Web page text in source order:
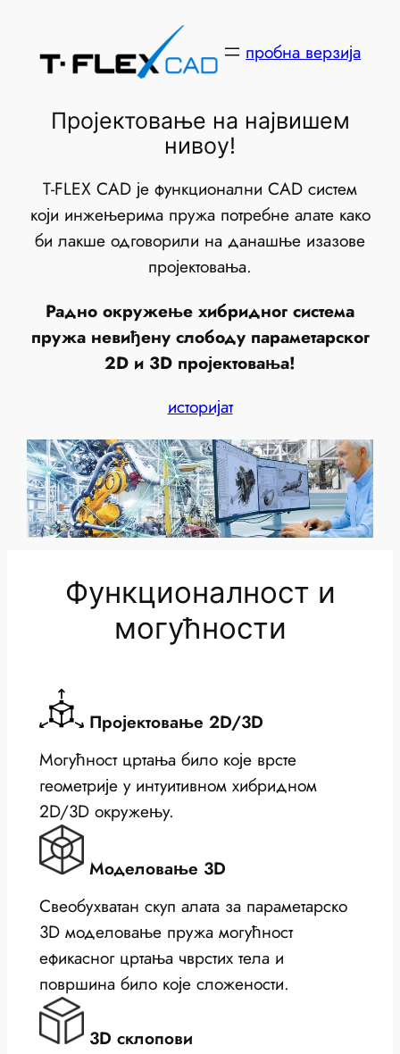
садржај
пробна верзија
Пројектовање на највишем
нивоу!
T-FLEX CAD је функционални CAD систем
који инжењерима пружа потребне алате како
би лакше одговорили на данашње изазове
пројектовања.
Радно окружење хибридног система
пружа невиђену слободу параметарског
2D и 3D пројектовања!
историјат
Функционалност и
могућности
Пројектовање 2D/3D
Могућност цртања било које врсте
геометрије у интуитивном хибридном
2D/3D окружењу.
Моделовање 3D
Свеобухватан скуп алата за параметарско
3D моделовање пружа могућност
ефикасног цртања чврстих тела и
површина било које сложености.
3D склопови